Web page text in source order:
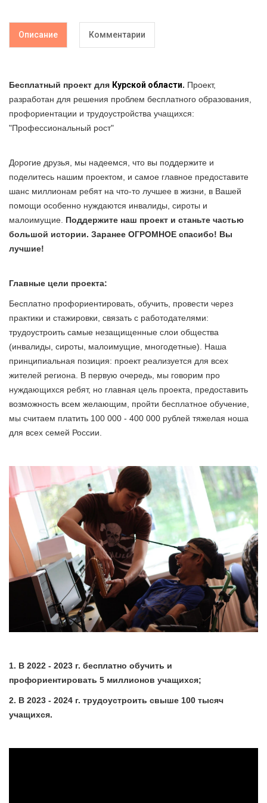
Описание Комментарии
Бесплатный проект для Курской области. Проект,
разработан для решения проблем бесплатного образования,
профориентации и трудоустройства учащихся:
"Профессиональный рост"
Дорогие друзья, мы надеемся, что вы поддержите и
поделитесь нашим проектом, и самое главное предоставите
шанс миллионам ребят на что-то лучшее в жизни, в Вашей
помощи особенно нуждаются инвалиды, сироты и
малоимущие. Поддержите наш проект и станьте частью
большой истории. Заранее ОГРОМНОЕ спасибо! Вы
лучшие!
Главные цели проекта:
Бесплатно профориентировать, обучить, провести через
практики и стажировки, связать с работодателями:
трудоустроить самые незащищенные слои общества
(инвалиды, сироты, малоимущие, многодетные). Наша
принципиальная позиция: проект реализуется для всех
жителей региона. В первую очередь, мы говорим про
нуждающихся ребят, но главная цель проекта, предоставить
возможность всем желающим, пройти бесплатное обучение,
мы считаем платить 100 000 - 400 000 рублей тяжелая ноша
для всех семей России.
1. В 2022 - 2023 г. бесплатно обучить и
профориентировать 5 миллионов учащихся;
2. В 2023 - 2024 г. трудоустроить свыше 100 тысяч
учащихся.